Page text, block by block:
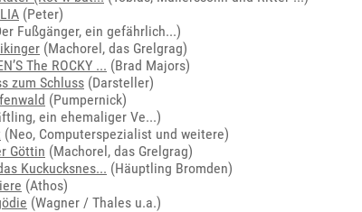
(Peter)
Fußgänger, ein gefährlich...)
(Machorel, das Grelgrag)
The ROCKY ... (Brad Majors)
zum Schluss (Darsteller)
(Pumpernick)
ein ehemaliger Ve...)
(Neo, Computerspezialist und weitere)
Göttin (Machorel, das Grelgrag)
Kuckucksnes... (Häuptling Bromden)
(Athos)
(Wagner / Thales u.a.)